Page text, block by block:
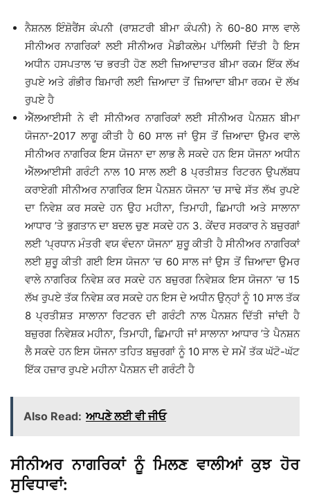
ਨੈਸ਼ਨਲ ਇੰਸ਼ੋਰੈਂਸ ਕੰਪਨੀ (ਰਾਸ਼ਟਰੀ ਬੀਮਾ ਕੰਪਨੀ) ਨੇ 60-80 ਸਾਲ ਵਾਲੇ
ਸੀਨੀਅਰ ਨਾਗਰਿਕਾਂ ਲਈ ਸੀਨੀਅਰ ਮੈਡੀਕਲੇਮ ਪਾੱਲਿਸੀ ਦਿੱਤੀ ਹੈ ਇਸ
ਅਧੀਨ ਹਸਪਤਾਲ ’ਚ ਭਰਤੀ ਹੋਣ ਲਈ ਜ਼ਿਆਦਾਤਰ ਬੀਮਾ ਰਕਮ ਇੱਕ ਲੱਖ
ਰੁਪਏ ਅਤੇ ਗੰਭੀਰ ਬਿਮਾਰੀ ਲਈ ਜ਼ਿਆਦਾ ਤੋਂ ਜ਼ਿਆਦਾ ਬੀਮਾ ਰਕਮ ਦੋ ਲੱਖ
ਰੁਪਏ ਹੈ
ਐੱਲਆਈਸੀ ਨੇ ਵੀ ਸੀਨੀਅਰ ਨਾਗਰਿਕਾਂ ਲਈ ਸੀਨੀਅਰ ਪੈਨਸ਼ਨ ਬੀਮਾ
ਯੋਜਨਾ-2017 ਲਾਗੂ ਕੀਤੀ ਹੈ 60 ਸਾਲ ਜਾਂ ਉਸ ਤੋਂ ਜ਼ਿਆਦਾ ਉਮਰ ਵਾਲੇ
ਸੀਨੀਅਰ ਨਾਗਰਿਕ ਇਸ ਯੋਜਨਾ ਦਾ ਲਾਭ ਲੈ ਸਕਦੇ ਹਨ ਇਸ ਯੋਜਨਾ ਅਧੀਨ
ਐੱਲਆਈਸੀ ਗਰੰਟੀ ਨਾਲ 10 ਸਾਲ ਲਈ 8 ਪ੍ਰਤੀਸ਼ਤ ਰਿਟਰਨ ਉਪਲੱਬਧ
ਕਰਾਏਗੀ ਸੀਨੀਅਰ ਨਾਗਰਿਕ ਇਸ ਪੈਨਸ਼ਨ ਯੋਜਨਾ ’ਚ ਸਾਢੇ ਸੱਤ ਲੱਖ ਰੁਪਏ
ਦਾ ਨਿਵੇਸ਼ ਕਰ ਸਕਦੇ ਹਨ ਉਹ ਮਹੀਨਾ, ਤਿਮਾਹੀ, ਛਿਮਾਹੀ ਅਤੇ ਸਾਲਾਨਾ
ਆਧਾਰ ’ਤੇ ਭੁਗਤਾਨ ਦਾ ਬਦਲ ਚੁਣ ਸਕਦੇ ਹਨ 3. ਕੇਂਦਰ ਸਰਕਾਰ ਨੇ ਬਜ਼ੁਰਗਾਂ
ਲਈ ‘ਪ੍ਰਧਾਨ ਮੰਤਰੀ ਵਯ ਵੰਦਨਾ ਯੋਜਨਾ’ ਸ਼ੁਰੂ ਕੀਤੀ ਹੈ ਸੀਨੀਅਰ ਨਾਗਰਿਕਾਂ
ਲਈ ਸ਼ੁਰੂ ਕੀਤੀ ਗਈ ਇਸ ਯੋਜਨਾ ’ਚ 60 ਸਾਲ ਜਾਂ ਉਸ ਤੋਂ ਜ਼ਿਆਦਾ ਉਮਰ
ਵਾਲੇ ਨਾਗਰਿਕ ਨਿਵੇਸ਼ ਕਰ ਸਕਦੇ ਹਨ ਬਜ਼ੁਰਗ ਨਿਵੇਸ਼ਕ ਇਸ ਯੋਜਨਾ ’ਚ 15
ਲੱਖ ਰੁਪਏ ਤੱਕ ਨਿਵੇਸ਼ ਕਰ ਸਕਦੇ ਹਨ ਇਸ ਦੇ ਅਧੀਨ ਉਨ੍ਹਾਂ ਨੂੰ 10 ਸਾਲ ਤੱਕ
8 ਪ੍ਰਤੀਸ਼ਤ ਸਾਲਾਨਾ ਰਿਟਰਨ ਦੀ ਗਰੰਟੀ ਨਾਲ ਪੈਨਸ਼ਨ ਦਿੱਤੀ ਜਾਂਦੀ ਹੈ
ਬਜ਼ੁਰਗ ਨਿਵੇਸ਼ਕ ਮਹੀਨਾ, ਤਿਮਾਹੀ, ਛਿਮਾਹੀ ਜਾਂ ਸਾਲਾਨਾ ਆਧਾਰ ’ਤੇ ਪੈਨਸ਼ਨ
ਲੈ ਸਕਦੇ ਹਨ ਇਸ ਯੋਜਨਾ ਤਹਿਤ ਬਜ਼ੁਰਗਾਂ ਨੂੰ 10 ਸਾਲ ਦੇ ਸਮੇਂ ਤੱਕ ਘੱਟੋ-ਘੱਟ
ਇੱਕ ਹਜ਼ਾਰ ਰੁਪਏ ਮਹੀਨਾ ਪੈਨਸ਼ਨ ਦੀ ਗਰੰਟੀ ਹੈ
Also Read: ਆਪਣੇ ਲਈ ਵੀ ਜੀਓ
ਸੀਨੀਅਰ ਨਾਗਰਿਕਾਂ ਨੂੰ ਮਿਲਣ ਵਾਲੀਆਂ ਕੁਝ ਹੋਰ
ਸੁਵਿਧਾਵਾਂ: